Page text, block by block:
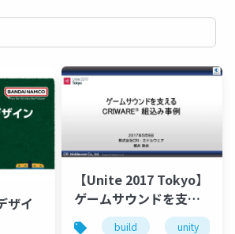
ザイ
【Unite 2017 Tokyo】
ゲームサウンドを支え
るCRIWARE組込み事例
build unity